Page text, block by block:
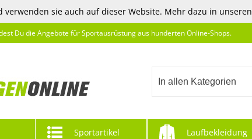
verwenden sie auch auf dieser Website. Mehr dazu in unseren
Du die Angebote für Sportausrüstung aus hunderten Online-Shops.
In allen Kategorien
Sportartikel Laufbekleidung